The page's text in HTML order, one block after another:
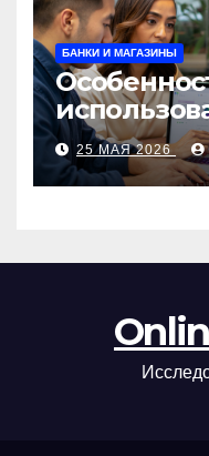
БАНКИ И МАГАЗИНЫ
версии
25 МАЯ 2026